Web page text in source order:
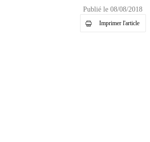
Publié le 08/08/2018
Imprimer l'article